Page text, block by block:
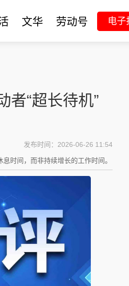
文华 劳动号 电子
者“超长待机”
发布时间：2026-06-26 11:54
时间，而非持续增长的工作时间。